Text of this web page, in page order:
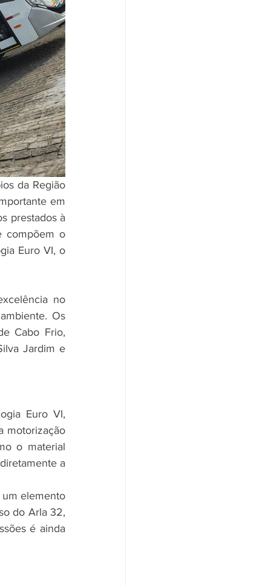
da Região
em
prestados à
compõem o
Euro VI, o
no
Os
Cabo Frio,
Jardim e
Euro VI,
motorização
o material
a
elemento
do Arla 32,
é ainda